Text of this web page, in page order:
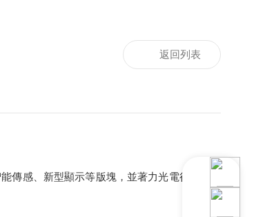
傳感、新型顯示等版塊，並著力光電行業和下
返回列表